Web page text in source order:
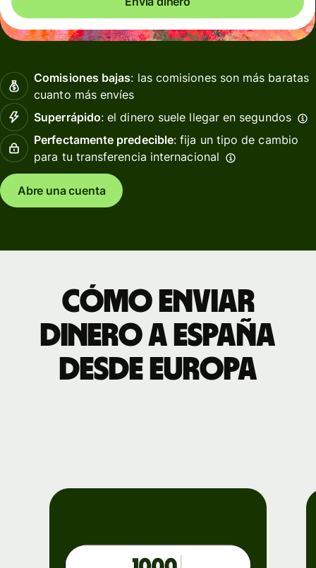
Comisiones bajas: las comisiones son más baratas
cuanto más envíes
Superrápido: el dinero suele llegar en segundos
Perfectamente predecible: fija un tipo de cambio
para tu transferencia internacional
Abre una cuenta
Cómo enviar
dinero a España
desde Europa